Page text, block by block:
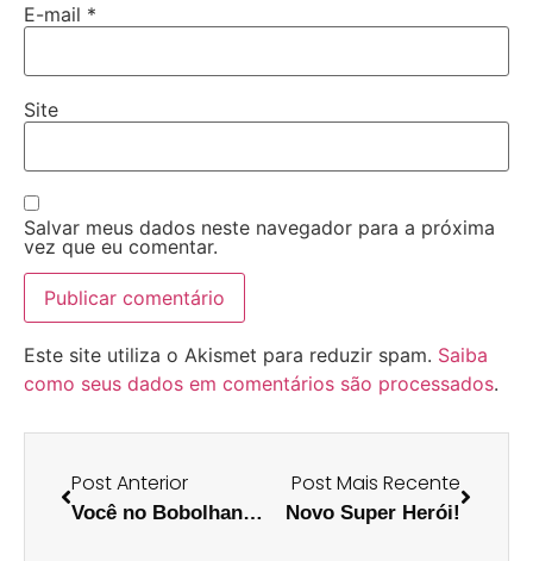
E-mail *
Site
Salvar meus dados neste navegador para a próxima
vez que eu comentar.
Este site utiliza o Akismet para reduzir spam. Saiba
como seus dados em comentários são processados.
Post Anterior
Você no Bobolhando!
Post Mais Recente
Novo Super Herói!